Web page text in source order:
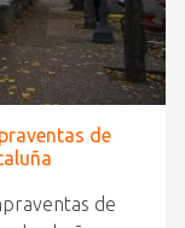
de
de